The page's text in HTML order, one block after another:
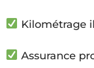
Kilométrage
Assurance